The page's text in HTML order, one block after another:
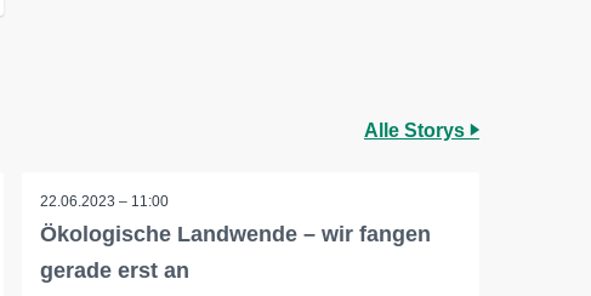
Alle Storys
22.06.2023 – 11:00
Ökologische Landwende – wir fangen
gerade erst an